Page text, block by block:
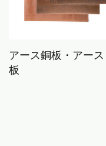
アース銅板・アース
板